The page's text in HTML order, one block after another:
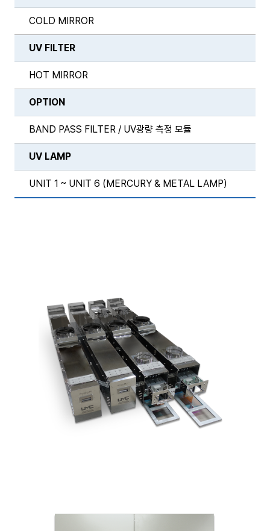
COLD MIRROR
UV FILTER
HOT MIRROR
OPTION
BAND PASS FILTER / UV광량 측정 모듈
UV LAMP
UNIT 1 ~ UNIT 6 (MERCURY & METAL LAMP)